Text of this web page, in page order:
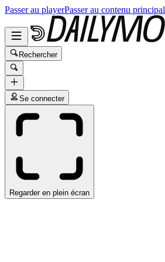
Passer au playerPasser au contenu principal
Rechercher
Se connecter
Regarder en plein écran